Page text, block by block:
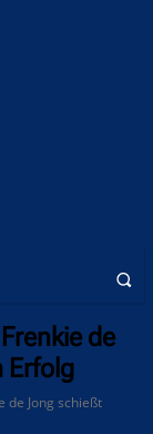
de
Erfolg
de Jong schießt